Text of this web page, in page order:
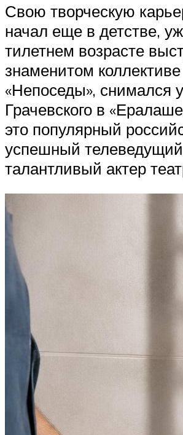
Свою творческую
начал еще в детстве,
тилетнем возрасте
знаменитом коллективе
«Непоседы», снимался
Грачевского в
это популярный
успешный
талантливый актер